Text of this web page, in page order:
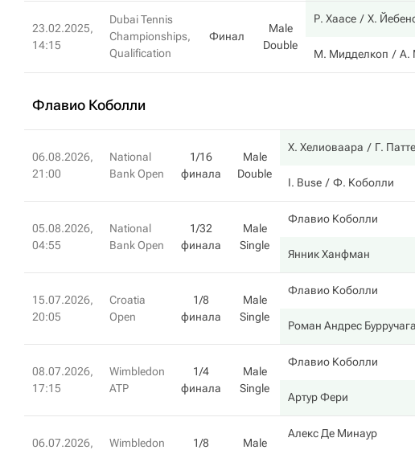
23.02.2025,
14:15
Dubai Tennis
Championships,
Qualification
Финал
Male
Double
Р. Хаасе Х.
М. Мидделкоп А.
Флавио Коболли
06.08.2026,
21:00
National
Bank Open
1/16
финала
Male
Double
Х. Хелиоваара Г.
I. Buse Ф. Коболли
05.08.2026,
04:55
National
Bank Open
1/32
финала
Male
Single
Флавио Коболли
Янник Ханфман
15.07.2026,
20:05
Croatia
Open
1/8
финала
Male
Single
Флавио Коболли
Роман Андрес Бурручага
08.07.2026,
17:15
Wimbledon
ATP
1/4
финала
Male
Single
Флавио Коболли
Артур Фери
06.07.2026,
Wimbledon
1/8
Male
Алекс Де Минаур